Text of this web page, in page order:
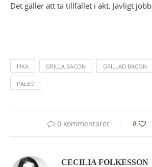
Det gäller att ta tillfället i akt. Jävligt
FIKA GRILLA BACON GRILLAD BACON
PALEO
0 kommentarer 0
CECILIA FOLKESSON